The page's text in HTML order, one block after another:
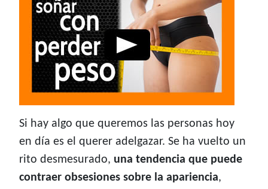
Si hay algo que queremos las personas hoy
en día es el querer adelgazar. Se ha vuelto un
rito desmesurado, una tendencia que puede
contraer obsesiones sobre la apariencia,